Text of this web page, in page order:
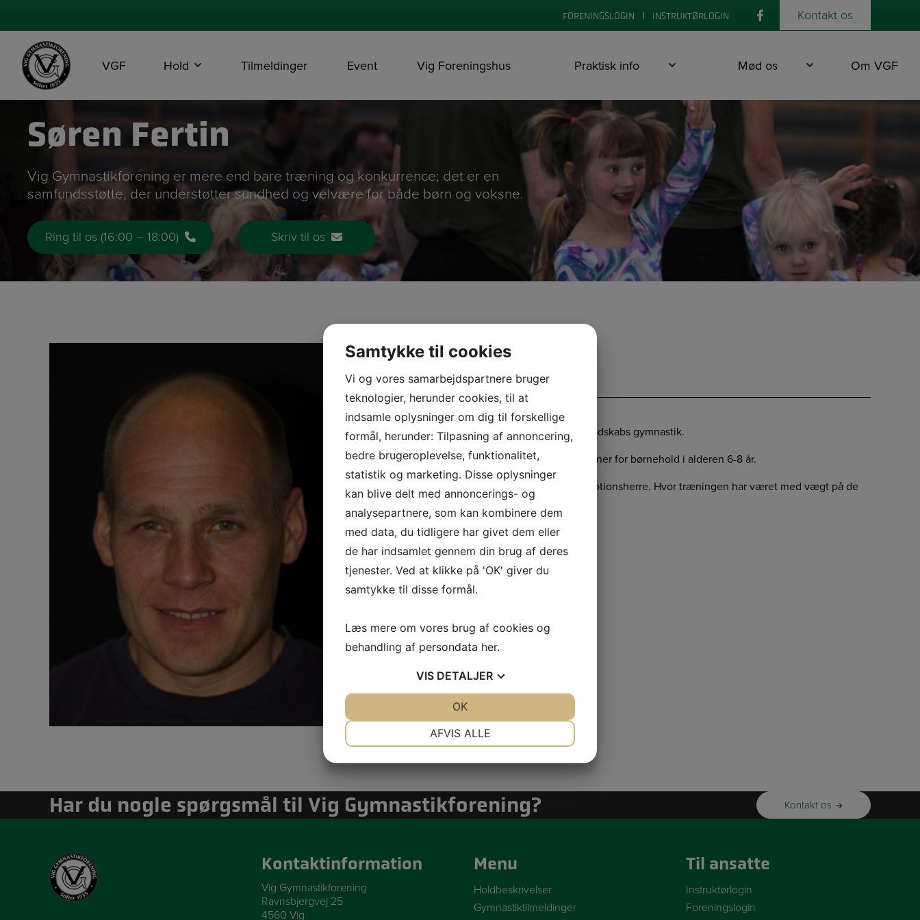
indholdet
FORENINGSLOGIN INSTRUKTØRLOGIN Kontakt os
VGF Hold Tilmeldinger Event Vig Foreningshus Praktisk info Mød os Om VGF
Søren Fertin
Vig Gymnastikforening er mere end bare træning og konkurrence; det er en
samfundsstøtte, der understøtter sundhed og velvære for både børn og voksne.
Ring til os (16:00 – 18:00) Skriv til os
Søren Fertin
I mine ungdomsår har jeg gået til spring- og redskabs gymnastik.
Imens jeg gik på gymnasiet, har jeg været træner for børnehold i alderen 6-8 år.
Et par sæsoner, har jeg trænet et hold med motionsherre. Hvor træningen har været med vægt på de
store muskelgrupper.
Har du nogle spørgsmål til Vig Gymnastikforening? Kontakt os
Kontaktinformation
Vig Gymnastikforening
Ravnsbjergvej 25
4560 Vig
Menu
Holdbeskrivelser
Gymnastiktilmeldinger
Til ansatte
Instruktørlogin
Foreningslogin
Samtykke til cookies
Vi og vores samarbejdspartnere bruger
teknologier, herunder cookies, til at
indsamle oplysninger om dig til forskellige
formål, herunder: Tilpasning af annoncering,
bedre brugeroplevelse, funktionalitet,
statistik og marketing. Disse oplysninger
kan blive delt med annoncerings- og
analysepartnere, som kan kombinere dem
med data, du tidligere har givet dem eller
de har indsamlet gennem din brug af deres
tjenester. Ved at klikke på 'OK' giver du
samtykke til disse formål.
Læs mere om vores brug af cookies og
behandling af persondata her.
VIS DETALJER
AFVIS ALLE
OK